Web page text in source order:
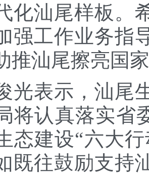
化汕尾样板。
强工作业务指
推汕尾擦亮国
表示，汕尾生
将认真落实省
态建设“六大
既往鼓励支持